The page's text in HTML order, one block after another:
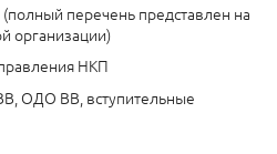
перечень представлен на
организации)
НКП
ОДО ВВ, вступительные